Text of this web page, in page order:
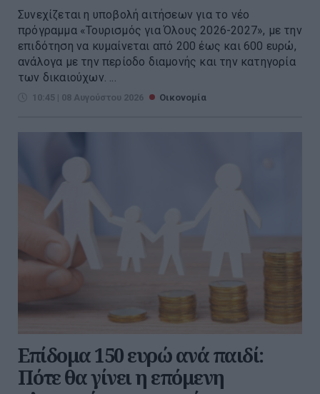
Συνεχίζεται η υποβολή αιτήσεων για το νέο
πρόγραμμα «Τουρισμός για Όλους 2026-2027», με την
επιδότηση να κυμαίνεται από 200 έως και 600 ευρώ,
ανάλογα με την περίοδο διαμονής και την κατηγορία
των δικαιούχων. ...
10:45 | 08 Αυγούστου 2026 Οικονομία
Επίδομα 150 ευρώ ανά παιδί:
Πότε θα γίνει η επόμενη